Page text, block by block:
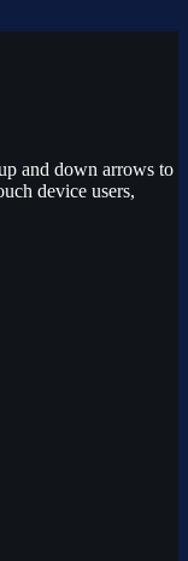
and down arrows to
device users,